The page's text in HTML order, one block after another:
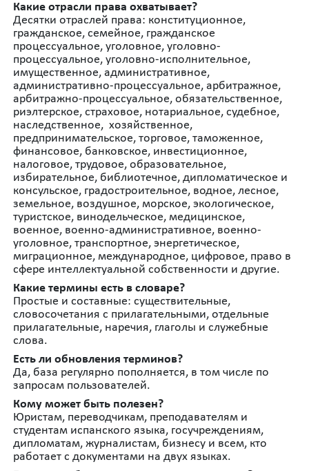
Какие отрасли права охватывает?
Десятки отраслей права: конституционное,
гражданское, семейное, гражданское
процессуальное, уголовное, уголовно-
процессуальное, уголовно-исполнительное,
имущественное, административное,
административно-процессуальное, арбитражное,
арбитражно-процессуальное, обязательственное,
риэлтерское, страховое, нотариальное, судебное,
наследственное, хозяйственное,
предпринимательское, торговое, таможенное,
финансовое, банковское, инвестиционное,
налоговое, трудовое, образовательное,
избирательное, библиотечное, дипломатическое и
консульское, градостроительное, водное, лесное,
земельное, воздушное, морское, экологическое,
туристское, винодельческое, медицинское,
военное, военно-административное, военно-
уголовное, транспортное, энергетическое,
миграционное, международное, цифровое, право в
сфере интеллектуальной собственности и другие.
Какие термины есть в словаре?
Простые и составные: существительные,
словосочетания с прилагательными, отдельные
прилагательные, наречия, глаголы и служебные
слова.
Есть ли обновления терминов?
Да, база регулярно пополняется, в том числе по
запросам пользователей.
Кому может быть полезен?
Юристам, переводчикам, преподавателям и
студентам испанского языка, госучреждениям,
дипломатам, журналистам, бизнесу и всем, кто
работает с документами на двух языках.